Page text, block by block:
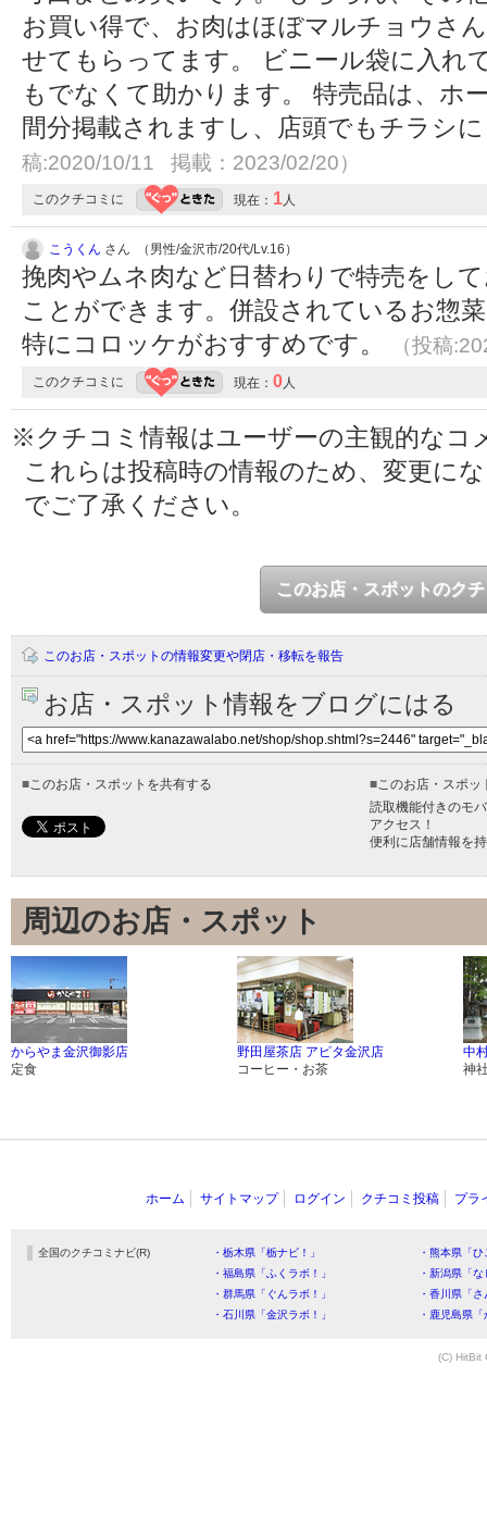
お買い得で、お肉はほぼマルチョウさ
せてもらってます。 ビニール袋に入れ
もでなくて助かります。 特売品は、ホ
間分掲載されますし、店頭でもチラシ
稿:2020/10/11 掲載：2023/02/20）
このクチコミに 現在： 1人
こうくん さん （男性/金沢市/20代/Lv.16）
挽肉やムネ肉など日替わりで特売をし
ことができます。併設されているお惣
特にコロッケがおすすめです。
（投稿
このクチコミに 現在： 0人
※クチコミ情報はユーザーの主観的なコ
これらは投稿時の情報のため、変更に
でご了承ください。
このお店・スポットのク
このお店・スポットの情報変更や閉店・移転を報告
お店・スポット情報をブログにはる
■このお店・スポットを共有する ■このお店・スポッ
読取機能付きのモ
アクセス！
便利に店舗情報を
周辺のお店・スポット
からやま金沢御影店
定食
野田屋茶店 アピタ金沢店
コーヒー・お茶
中
神
ホーム サイトマップ ログイン クチコミ投稿 プラ
全国のクチコミナビ(R) ・栃木県「栃ナビ！」
・熊本県「
・福島県「ふくラボ！」
・新潟県「
・群馬県「ぐんラボ！」
・香川県「
・石川県「金沢ラボ！」
・鹿児島県
(C) HitBit